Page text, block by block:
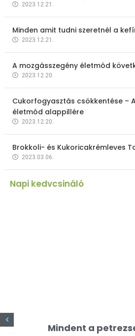
2023.12.21.
Minden amit tudni szeretnél a
2023.12.21.
A mozgásszegény életmód
2023.12.20.
Cukorfogyasztás csökkentése –
életmód alappillére
2023.12.20.
Brokkoli- és Kukoricakrémleves
2023.03.06.
Napi kedvcsináló
Mindent a